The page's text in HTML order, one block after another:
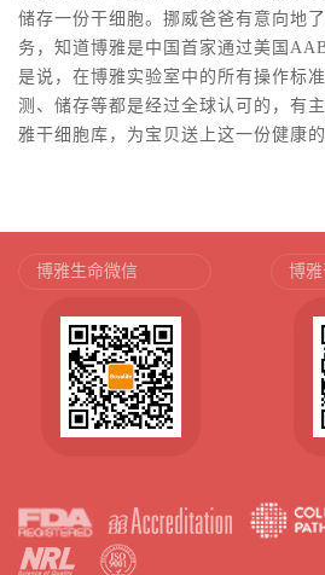
储存一份干细胞。挪威爸爸有意向地
务，知道博雅是中国首家通过美国
是说，在博雅实验室中的所有操作标
测、储存等都是经过全球认可的，有
雅干细胞库，为宝贝送上这一份健康的
博雅生命微信 博